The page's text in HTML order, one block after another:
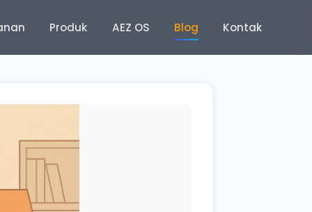
Produk AEZ OS Blog Kontak